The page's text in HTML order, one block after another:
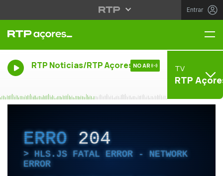
Entrar
RTP Noticias/RTP Açores NO AR TV
RTP
ERRO204
HLS.JS FATAL ERROR - NETWORK
ERROR